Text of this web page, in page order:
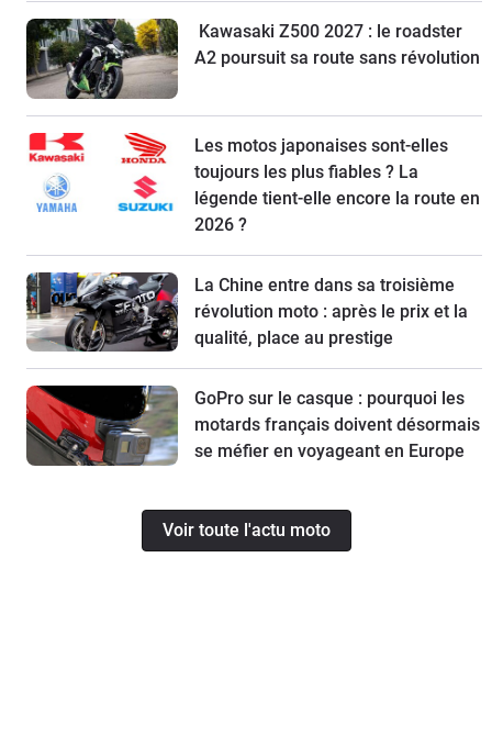
Kawasaki Z500 2027 : le roadster
A2 poursuit sa route sans révolution
Les motos japonaises sont-elles
toujours les plus fiables ? La
légende tient-elle encore la route en
2026 ?
La Chine entre dans sa troisième
révolution moto : après le prix et la
qualité, place au prestige
GoPro sur le casque : pourquoi les
motards français doivent désormais
se méfier en voyageant en Europe
Voir toute l'actu moto